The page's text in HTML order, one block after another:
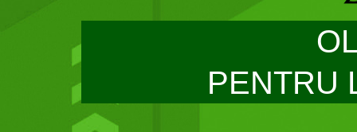
PENTRU